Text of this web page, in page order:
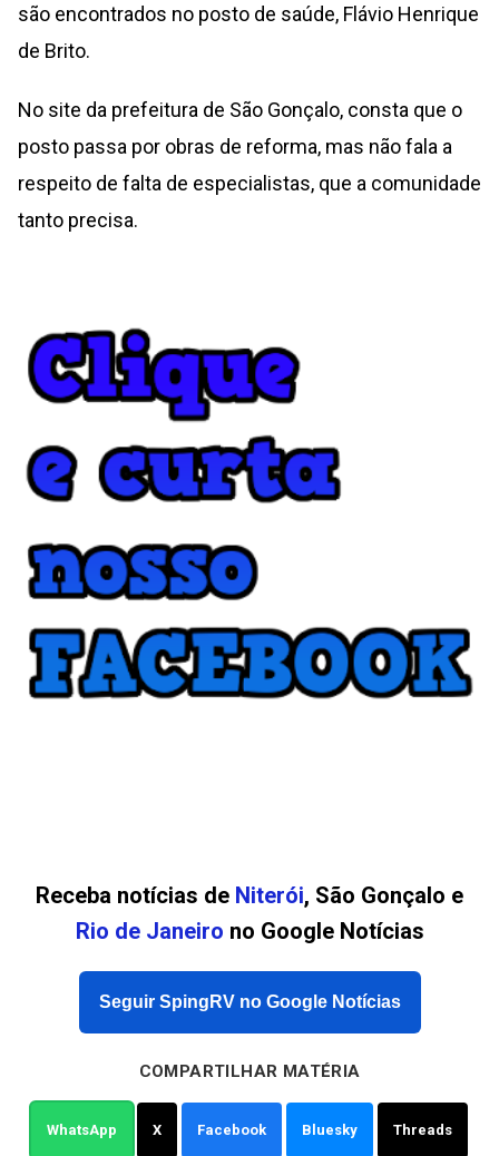
são encontrados no posto de saúde, Flávio Henrique
de Brito.
No site da prefeitura de São Gonçalo, consta que o
posto passa por obras de reforma, mas não fala a
respeito de falta de especialistas, que a comunidade
tanto precisa.
Receba notícias de Niterói, São Gonçalo e
Rio de Janeiro no Google Notícias
Seguir SpingRV no Google Notícias
COMPARTILHAR MATÉRIA
WhatsApp X Facebook Bluesky Threads